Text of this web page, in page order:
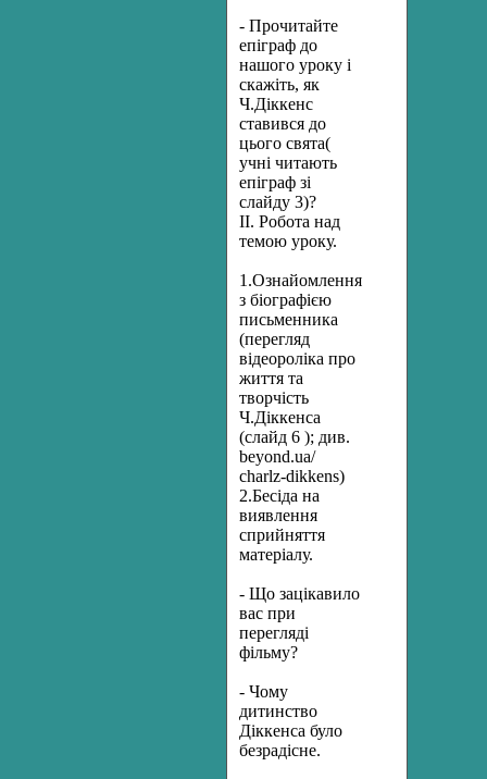
- Прочитайте
епіграф до
нашого уроку і
скажіть, як
Ч.Діккенс
ставився до
цього свята(
учні читають
епіграф зі
слайду 3)?
ІІ. Робота над
темою уроку.
1.Ознайомлення
з біографією
письменника
(перегляд
відеороліка про
життя та
творчість
Ч.Діккенса
(слайд 6 ); див.
beyond.ua/
charlz-dikkens)
2.Бесіда на
виявлення
сприйняття
матеріалу.
- Що зацікавило
вас при
перегляді
фільму?
- Чому
дитинство
Діккенса було
безрадісне.